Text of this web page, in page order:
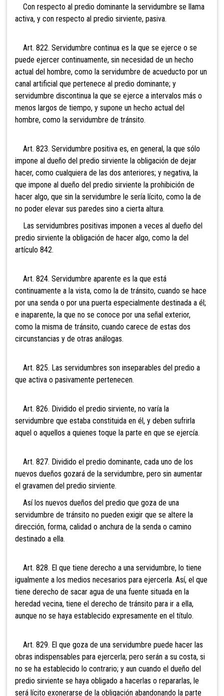
Con respecto al predio dominante la servidumbre se llama
activa, y con respecto al predio sirviente, pasiva.
Art. 822. Servidumbre continua es la que se ejerce o se
puede ejercer continuamente, sin necesidad de un hecho
actual del hombre, como la servidumbre de acueducto por un
canal artificial que pertenece al predio dominante; y
servidumbre discontinua la que se ejerce a intervalos más o
menos largos de tiempo, y supone un hecho actual del
hombre, como la servidumbre de tránsito.
Art. 823. Servidumbre positiva es, en general, la que sólo
impone al dueño del predio sirviente la obligación de dejar
hacer, como cualquiera de las dos anteriores; y negativa, la
que impone al dueño del predio sirviente la prohibición de
hacer algo, que sin la servidumbre le sería lícito, como la de
no poder elevar sus paredes sino a cierta altura.
Las servidumbres positivas imponen a veces al dueño del
predio sirviente la obligación de hacer algo, como la del
artículo 842.
Art. 824. Servidumbre aparente es la que está
continuamente a la vista, como la de tránsito, cuando se hace
por una senda o por una puerta especialmente destinada a él;
e inaparente, la que no se conoce por una señal exterior,
como la misma de tránsito, cuando carece de estas dos
circunstancias y de otras análogas.
Art. 825. Las servidumbres son inseparables del predio a
que activa o pasivamente pertenecen.
Art. 826. Dividido el predio sirviente, no varía la
servidumbre que estaba constituida en él, y deben sufrirla
aquel o aquellos a quienes toque la parte en que se ejercía.
Art. 827. Dividido el predio dominante, cada uno de los
nuevos dueños gozará de la servidumbre, pero sin aumentar
el gravamen del predio sirviente.
Así los nuevos dueños del predio que goza de una
servidumbre de tránsito no pueden exigir que se altere la
dirección, forma, calidad o anchura de la senda o camino
destinado a ella.
Art. 828. El que tiene derecho a una servidumbre, lo tiene
igualmente a los medios necesarios para ejercerla. Así, el que
tiene derecho de sacar agua de una fuente situada en la
heredad vecina, tiene el derecho de tránsito para ir a ella,
aunque no se haya establecido expresamente en el título.
Art. 829. El que goza de una servidumbre puede hacer las
obras indispensables para ejercerla; pero serán a su costa, si
no se ha establecido lo contrario; y aun cuando el dueño del
predio sirviente se haya obligado a hacerlas o repararlas, le
será lícito exonerarse de la obligación abandonando la parte